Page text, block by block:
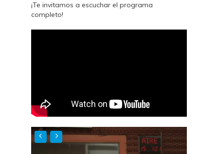
¡Te invitamos a escuchar el programa
completo!